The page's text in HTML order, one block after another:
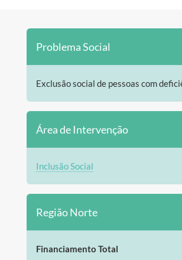
Problema Social
Exclusão social de pessoas com
Área de Intervenção
Inclusão Social
Região Norte
Financiamento Total